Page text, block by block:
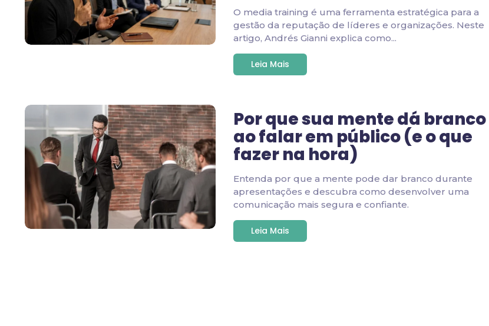
O media training é uma ferramenta estratégica para a
gestão da reputação de líderes e organizações. Neste
artigo, Andrés Gianni explica como...
Leia Mais
Por que sua mente dá branco
ao falar em público (e o que
fazer na hora)
Entenda por que a mente pode dar branco durante
apresentações e descubra como desenvolver uma
comunicação mais segura e confiante.
Leia Mais